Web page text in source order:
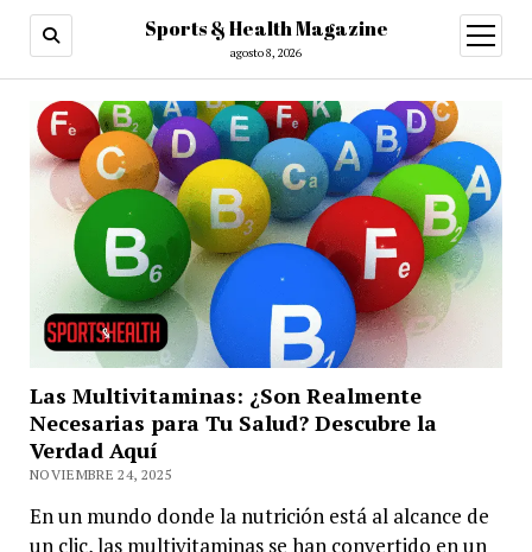
Sports & Health Magazine
agosto 8, 2026
abrir
menú
Las Multivitaminas: ¿Son Realmente
Necesarias para Tu Salud? Descubre la
Verdad Aquí
NOVIEMBRE 24, 2025
En un mundo donde la nutrición está al alcance de
un clic, las multivitaminas se han convertido en un